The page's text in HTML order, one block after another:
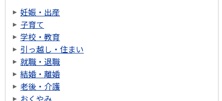
妊娠・出産
子育て
学校・教育
引っ越し・住まい
就職・退職
結婚・離婚
老後・介護